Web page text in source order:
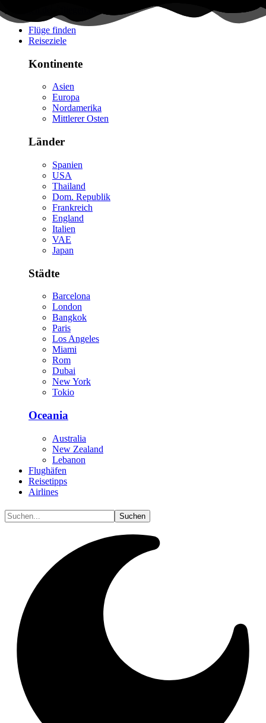
Flüge finden
Reiseziele
Kontinente
Asien
Europa
Nordamerika
Mittlerer Osten
Länder
Spanien
USA
Thailand
Dom. Republik
Frankreich
England
Italien
VAE
Japan
Städte
Barcelona
London
Bangkok
Paris
Los Angeles
Miami
Rom
Dubai
New York
Tokio
Oceania
Australia
New Zealand
Lebanon
Flughäfen
Reisetipps
Airlines